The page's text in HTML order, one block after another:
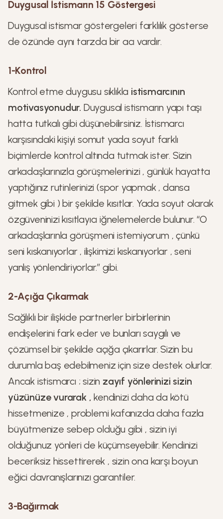
Duygusal İstismarın 15 Göstergesi
Duygusal istismar göstergeleri farklılık gösterse
de özünde aynı tarzda bir acı vardır.
1-Kontrol
Kontrol etme duygusu sıklıkla istismarcının
motivasyonudur. Duygusal istismarın yapı taşı
hatta tutkalı gibi düşünebilirsiniz. İstismarcı
karşısındaki kişiyi somut yada soyut farklı
biçimlerde kontrol altında tutmak ister. Sizin
arkadaşlarınızla görüşmelerinizi , günlük hayatta
yaptığınız rutinlerinizi (spor yapmak , dansa
gitmek gibi ) bir şekilde kısıtlar. Yada soyut olarak
özgüveninizi kısıtlayıcı iğnelemelerde bulunur. ‘‘O
arkadaşlarınla görüşmeni istemiyorum , çünkü
seni kıskanıyorlar , ilişkimizi kıskanıyorlar , seni
yanlış yönlendiriyorlar.’’ gibi.
2-Açığa Çıkarmak
Sağlıklı bir ilişkide partnerler birbirlerinin
endişelerini fark eder ve bunları saygılı ve
çözümsel bir şekilde açığa çıkarırlar. Sizin bu
durumla baş edebilmeniz için size destek olurlar.
Ancak istismarcı ; sizin zayıf yönlerinizi sizin
yüzünüze vurarak , kendinizi daha da kötü
hissetmenize , problemi kafanızda daha fazla
büyütmenize sebep olduğu gibi , sizin iyi
olduğunuz yönleri de küçümseyebilir. Kendinizi
beceriksiz hissettirerek , sizin ona karşı boyun
eğici davranışlarınızı garantiler.
3-Bağırmak